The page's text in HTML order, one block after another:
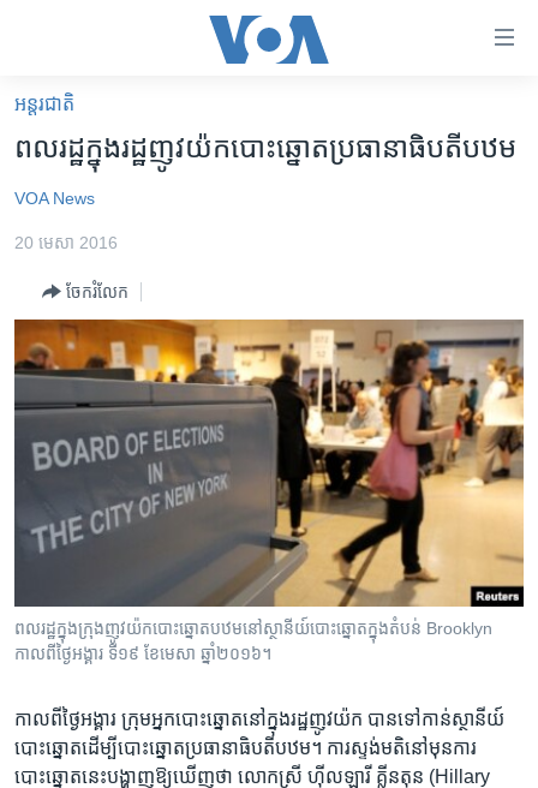
គេហទំព័រ​
ទាក់ទង
និង​
ទៅ​​
ម្តង
រចនា
និង​
ចូល​
កាន់​
ទំព័រ​
ស្វែង​
អន្តរជាតិ
ចិន
ហេឡូវីអូអេ
កម្ពុជាច្នៃប្រតិដ្ឋ
ព្រឹត្តិការណ៍ព័ត៌មាន
ទូរទស្សន៍ / វីដេអូ​
វិទ្យុ / ផតខាសថ៍
កម្មវិធីទាំងអស់
បណ្តាញ​សង្គម
ភាសា
អន្តរជាតិ
ពលរដ្ឋ​ក្នុង​រដ្ឋ​ញូវយ៉ក​បោះ​ឆ្នោត​ប្រធានាធិបតី​បឋម
VOA News
20 មេសា 2016
ចែករំលែក
ពលរដ្ឋ​ក្នុង​ក្រុង​ញូវយ៉ក​បោះ​ឆ្នោត​បឋម​នៅ​ស្ថានីយ៍​បោះ​ឆ្នោត​ក្នុង​តំបន់​ Brooklyn
កាល​ពីថ្ងៃអង្គារ​ ទី១៩ ខែមេសា ឆ្នាំ២០១៦។
កាល​ពី​ថ្ងៃ​អង្គារ​ ក្រុម​អ្នកបោះឆ្នោត​នៅ​ក្នុង​រដ្ឋ​ញូវយ៉ក​ បាន​ទៅ​កាន់​ស្ថានីយ៍​
បោះឆ្នោត​ដើម្បី​បោះឆ្នោត​ប្រធានាធិបតី​បឋម​។ ​ការ​ស្ទង់មតិ​នៅ​មុន​ការ​
បោះឆ្នោត​នេះ​បង្ហាញ​ឱ្យ​ឃើញ​ថា​ លោកស្រី​ ហ៊ីលឡារី​ គ្លីនតុន​ (Hillary